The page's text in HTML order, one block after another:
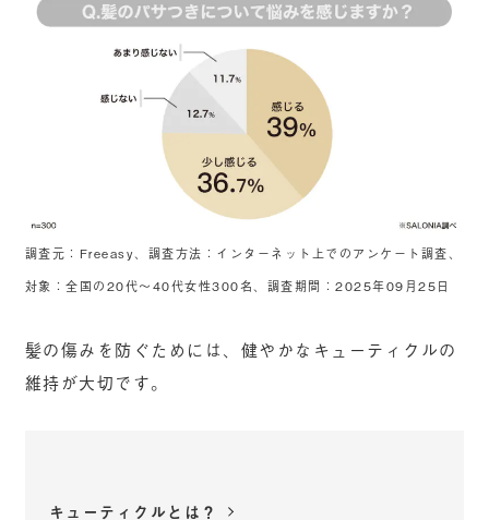
調査元：Freeasy、調査方法：インターネット上でのアンケート調査、
対象：全国の20代～40代女性300名、調査期間：2025年09月25日
髪の傷みを防ぐためには、健やかなキューティクルの
維持が大切です。
キューティクルとは？